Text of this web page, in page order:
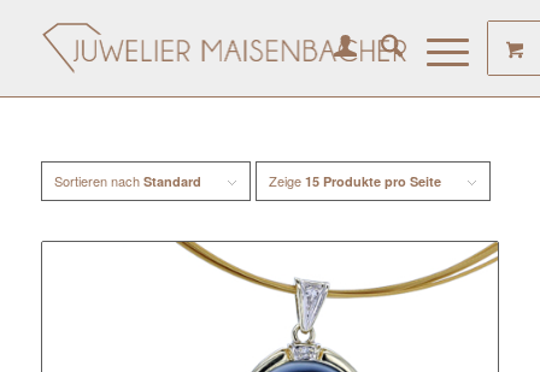
Sortieren nach Standard Zeige 15 Produkte pro Seite